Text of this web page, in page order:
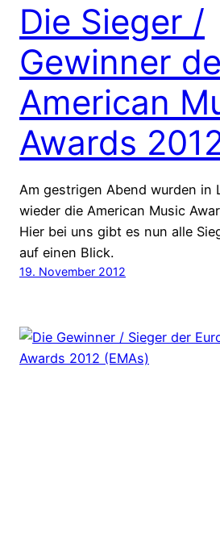
Die Sieger /
Gewinner
American
Awards
Am gestrigen Abend wurden in
wieder die American Music
Hier bei uns gibt es nun alle
auf einen Blick.
19. November 2012